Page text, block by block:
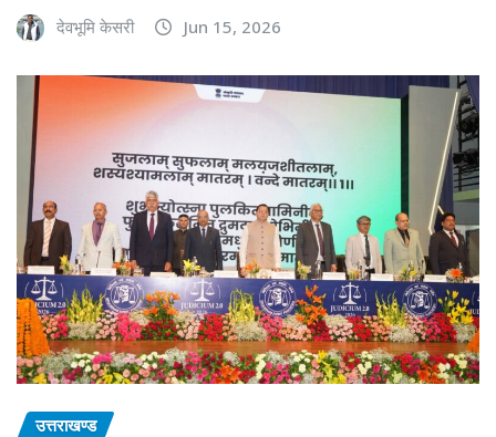
देवभूमि केसरी Jun 15, 2026
उत्तराखण्ड